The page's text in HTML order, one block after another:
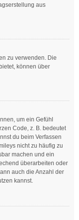
aus
zu verwenden. Die
können über
um ein Gefühl
Code, z. B. bedeutet
du beim Verfassen
nicht zu häufig zu
machen und ein
überarbeiten oder
auch die Anzahl der
kannst.